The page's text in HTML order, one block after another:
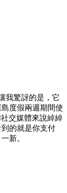
我驚訝的是，它
度假兩週期間使
交媒體來說綽綽
的就是你支付
新。